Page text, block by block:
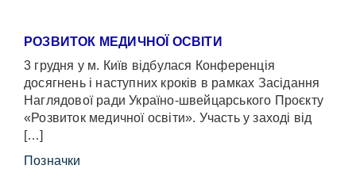
РОЗВИТОК МЕДИЧНОЇ ОСВІТИ
3 грудня у м. Київ відбулася Конференція
досягнень і наступних кроків в рамках Засідання
Наглядової ради Україно-швейцарського Проєкту
«Розвиток медичної освіти». Участь у заході від
[…]
Позначки